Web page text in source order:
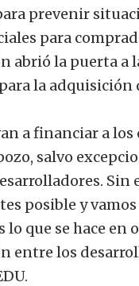
prevenir
para
abrió la puerta a
la adquisición
a financiar a
salvo
Sin
posible y
lo que se hace
entre los